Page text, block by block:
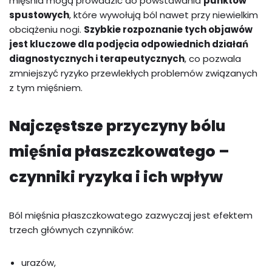
spustowych, które wywołują ból nawet przy niewielkim
obciążeniu nogi. Szybkie rozpoznanie tych objawów
jest kluczowe dla podjęcia odpowiednich działań
diagnostycznych i terapeutycznych, co pozwala
zmniejszyć ryzyko przewlekłych problemów związanych
z tym mięśniem.
Najczęstsze przyczyny bólu
mięśnia płaszczkowatego –
czynniki ryzyka i ich wpływ
Ból mięśnia płaszczkowatego zazwyczaj jest efektem
trzech głównych czynników:
urazów,